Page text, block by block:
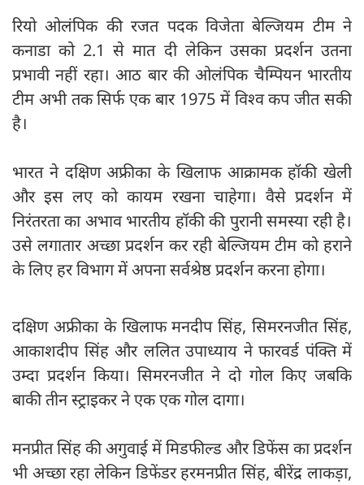
रियो ओलंपिक की रजत पदक विजेता बेल्जियम टीम ने
कनाडा को 2.1 से मात दी लेकिन उसका प्रदर्शन उतना
प्रभावी नहीं रहा। आठ बार की ओलंपिक चैम्पियन भारतीय
टीम अभी तक सिर्फ एक बार 1975 में विश्व कप जीत सकी
है।
भारत ने दक्षिण अफ्रीका के खिलाफ आक्रामक हॉकी खेली
और इस लए को कायम रखना चाहेगा। वैसे प्रदर्शन में
निरंतरता का अभाव भारतीय हॉकी की पुरानी समस्या रही है।
उसे लगातार अच्छा प्रदर्शन कर रही बेल्जियम टीम को हराने
के लिए हर विभाग में अपना सर्वश्रेष्ठ प्रदर्शन करना होगा।
दक्षिण अफ्रीका के खिलाफ मनदीप सिंह, सिमरनजीत सिंह,
आकाशदीप सिंह और ललित उपाध्याय ने फारवर्ड पंक्ति में
उम्दा प्रदर्शन किया। सिमरनजीत ने दो गोल किए जबकि
बाकी तीन स्ट्राइकर ने एक एक गोल दागा।
मनप्रीत सिंह की अगुवाई में मिडफील्ड और डिफेंस का प्रदर्शन
भी अच्छा रहा लेकिन डिफेंडर हरमनप्रीत सिंह, बीरेंद्र लाकड़ा,